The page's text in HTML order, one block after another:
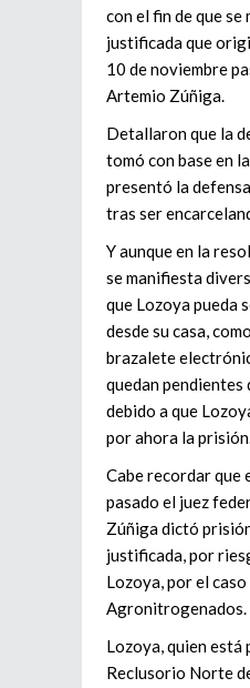
con el fin de que
justificada que
10 de noviembre
Artemio Zúñiga.
Detallaron que la
tomó con base en
presentó la
tras ser
Y aunque en la
se manifiesta
que Lozoya pueda
desde su casa,
brazalete
quedan pendientes
debido a que
por ahora la
Cabe recordar que
pasado el juez
Zúñiga dictó
justificada, por
Lozoya, por el caso
Agronitrogenados.
Lozoya, quien está
Reclusorio Norte